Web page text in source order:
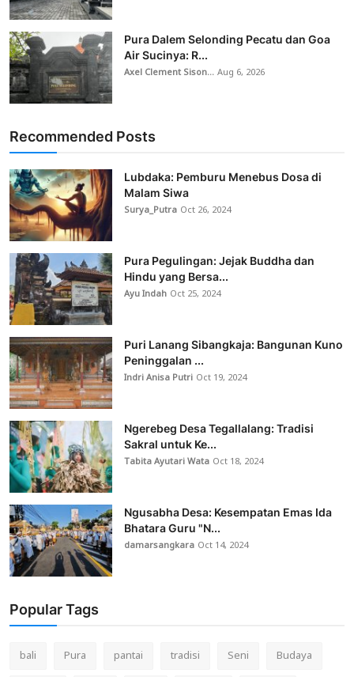
Pura Dalem Selonding Pecatu dan Goa
Air Sucinya: R...
Axel Clement Sison...Aug 6, 2026
Recommended Posts
Lubdaka: Pemburu Menebus Dosa di
Malam Siwa
Surya_Putra Oct 26, 2024
Pura Pegulingan: Jejak Buddha dan
Hindu yang Bersa...
Ayu Indah Oct 25, 2024
Puri Lanang Sibangkaja: Bangunan Kuno
Peninggalan ...
Indri Anisa Putri Oct 19, 2024
Ngerebeg Desa Tegallalang: Tradisi
Sakral untuk Ke...
Tabita Ayutari Wata Oct 18, 2024
Ngusabha Desa: Kesempatan Emas Ida
Bhatara Guru "N...
damarsangkara Oct 14, 2024
Popular Tags
bali Pura pantai tradisi Seni
Budaya